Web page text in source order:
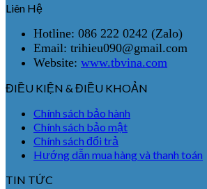
Liên Hệ
Hotline: 086 222 0242 (Zalo)
Email: trihieu090@gmail.com
Website: www.tbvina.com
ĐIỀU KIỆN & ĐIỀU KHOẢN
Chính sách bảo hành
Chính sách bảo mật
Chính sách đổi trả
Hướng dẫn mua hàng và thanh toán
TIN TỨC